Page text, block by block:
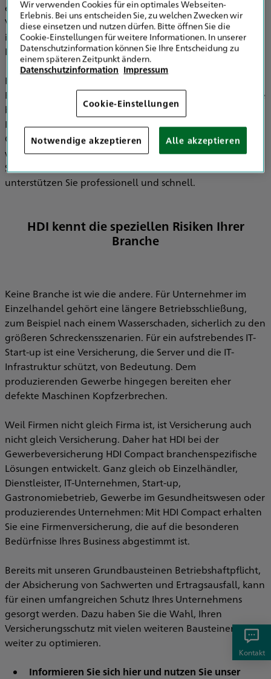
Kontakt
einfach und transparent. Mit HDI Compact: die Multiline-
Versicherung für die Absicherung Ihres Business. Und alles
in nur einem Vertrag. Flexibel und maßgeschneidert für
Ihr Business.
HDI Compact sorgt für die Absicherung der relevanten
Risiken in Ihrem betrieblichen Alltag. Einen Alltag, den Sie
bestens kennen. Sie sind der Experte und niemand kennt
Ihr Unternehmen besser als Sie. Das ist der Ansatz unserer
Gewerbeversicherung, mit der wir Sie exakt so absichern,
wie Sie es brauchen. Wenn es dann einmal zu einem
Schadenfall kommt, sind wir an Ihrer Seite und
unterstützen Sie professionell und schnell.
HDI kennt die speziellen Risiken Ihrer
Branche
Keine Branche ist wie die andere. Für Unternehmer im
Einzelhandel gehört eine längere Betriebsschließung,
zum Beispiel nach einem Wasserschaden, sicherlich zu den
größeren Schreckensszenarien. Für ein aufstrebendes IT-
Start-up ist eine Versicherung, die Server und die IT-
Infrastruktur schützt, von Bedeutung. Dem
produzierenden Gewerbe hingegen bereiten eher
defekte Maschinen Kopfzerbrechen.
Weil Firmen nicht gleich Firma ist, ist Versicherung auch
nicht gleich Versicherung. Daher hat HDI bei der
Gewerbeversicherung HDI Compact branchenspezifische
Lösungen entwickelt. Ganz gleich ob Einzelhändler,
Dienstleister, IT-Unternehmen, Start-up,
Gastronomiebetrieb, Gewerbe im Gesundheitswesen oder
produzierendes Unternehmen: Mit HDI Compact erhalten
Sie eine Firmenversicherung, die auf die besonderen
Bedürfnisse Ihres Business abgestimmt ist.
Bereits mit unseren Grundbausteinen Betriebshaftpflicht,
der Absicherung von Sachwerten und Ertragsausfall, kann
für einen umfangreichen Schutz Ihres Unternehmens
gesorgt werden. Dazu haben Sie die Wahl, Ihren
Versicherungsschutz mit vielen weiteren Bausteinen
weiter zu optimieren.
Informieren Sie sich hier und nutzen Sie unser
Wir verwenden Cookies für ein optimales Webseiten-
Erlebnis. Bei uns entscheiden Sie, zu welchen Zwecken wir
diese einsetzen und nutzen dürfen. Bitte öffnen Sie die
Cookie-Einstellungen für weitere Informationen. In unserer
Datenschutzinformation können Sie Ihre Entscheidung zu
einem späteren Zeitpunkt ändern.
Datenschutzinformation Impressum
Cookie-Einstellungen
Notwendige akzeptieren Alle akzeptieren